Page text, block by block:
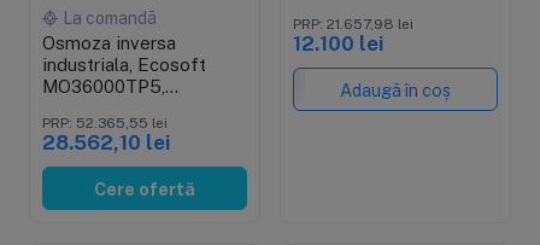
La comandă
Osmoza inversa
industriala, Ecosoft
MO36000TP5,
pentru membrane de 4",
controler, prefiltrare si
pompa inclusa
PRP: 52.365,55 lei
28.562,10 lei
Cere ofertă
carcase de membrane
40", prefiltrare si pompa
inclusa
PRP: 21.657,98 lei
12.100 lei
Adaugă în coș